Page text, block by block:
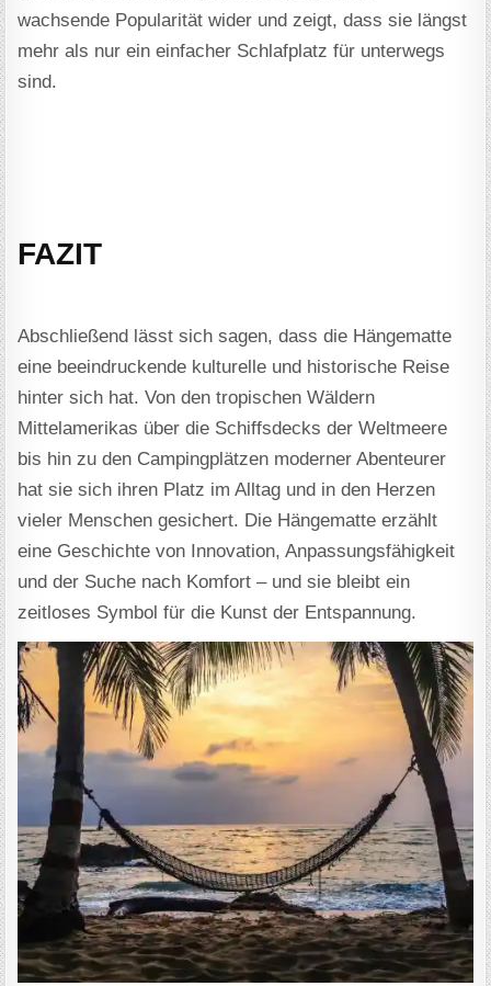
wachsende Popularität wider und zeigt, dass sie längst
mehr als nur ein einfacher Schlafplatz für unterwegs
sind.
FAZIT
Abschließend lässt sich sagen, dass die Hängematte
eine beeindruckende kulturelle und historische Reise
hinter sich hat. Von den tropischen Wäldern
Mittelamerikas über die Schiffsdecks der Weltmeere
bis hin zu den Campingplätzen moderner Abenteurer
hat sie sich ihren Platz im Alltag und in den Herzen
vieler Menschen gesichert. Die Hängematte erzählt
eine Geschichte von Innovation, Anpassungsfähigkeit
und der Suche nach Komfort – und sie bleibt ein
zeitloses Symbol für die Kunst der Entspannung.